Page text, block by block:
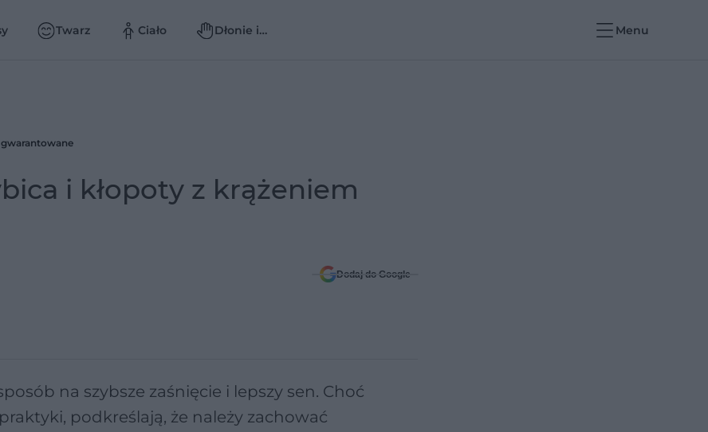
Twarz Ciało
Dłonie i
Menu
gwarantowane
i kłopoty z krążeniem
Dodaj do Google
na szybsze zaśnięcie i lepszy sen. Choć
podkreślają, że należy zachować